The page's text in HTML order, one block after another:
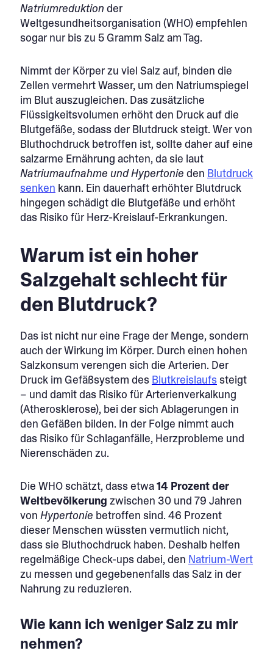
Natriumreduktion der
Weltgesundheitsorganisation (WHO) empfehlen
sogar nur bis zu 5 Gramm Salz am Tag.
Nimmt der Körper zu viel Salz auf, binden die
Zellen vermehrt Wasser, um den Natriumspiegel
im Blut auszugleichen. Das zusätzliche
Flüssigkeitsvolumen erhöht den Druck auf die
Blutgefäße, sodass der Blutdruck steigt. Wer von
Bluthochdruck betroffen ist, sollte daher auf eine
salzarme Ernährung achten, da sie laut
Natriumaufnahme und Hypertonie den Blutdruck
senken kann. Ein dauerhaft erhöhter Blutdruck
hingegen schädigt die Blutgefäße und erhöht
das Risiko für Herz-Kreislauf-Erkrankungen.
Warum ist ein hoher
Salzgehalt schlecht für
den Blutdruck?
Das ist nicht nur eine Frage der Menge, sondern
auch der Wirkung im Körper. Durch einen hohen
Salzkonsum verengen sich die Arterien. Der
Druck im Gefäßsystem des Blutkreislaufssteigt
– und damit das Risiko für Arterienverkalkung
(Atherosklerose), bei der sich Ablagerungen in
den Gefäßen bilden. In der Folge nimmt auch
das Risiko für Schlaganfälle, Herzprobleme und
Nierenschäden zu.
Die WHO schätzt, dass etwa14 Prozent der
Weltbevölkerung zwischen 30 und 79 Jahren
von Hypertonie betroffen sind. 46 Prozent
dieser Menschen wüssten vermutlich nicht,
dass sie Bluthochdruck haben. Deshalb helfen
regelmäßige Check-ups dabei, den Natrium-Wert
zu messen und gegebenenfalls das Salz in der
Nahrung zu reduzieren.
Wie kann ich weniger Salz zu mir
nehmen?